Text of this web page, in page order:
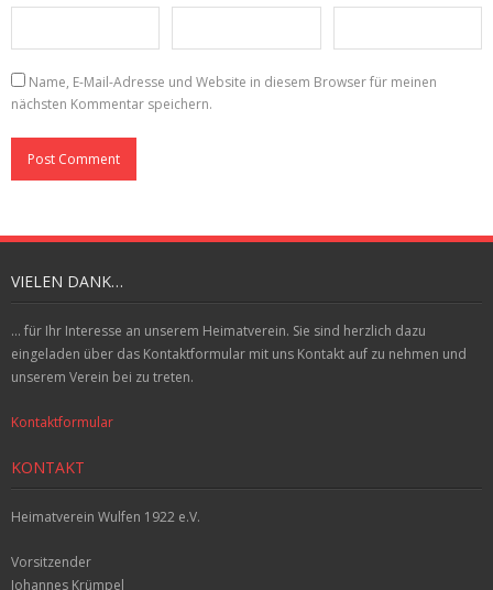
Name, E-Mail-Adresse und Website in diesem Browser für meinen
nächsten Kommentar speichern.
VIELEN DANK…
... für Ihr Interesse an unserem Heimatverein. Sie sind herzlich dazu
eingeladen über das Kontaktformular mit uns Kontakt auf zu nehmen und
unserem Verein bei zu treten.
Kontaktformular
KONTAKT
Heimatverein Wulfen 1922 e.V.
Vorsitzender
Johannes Krümpel